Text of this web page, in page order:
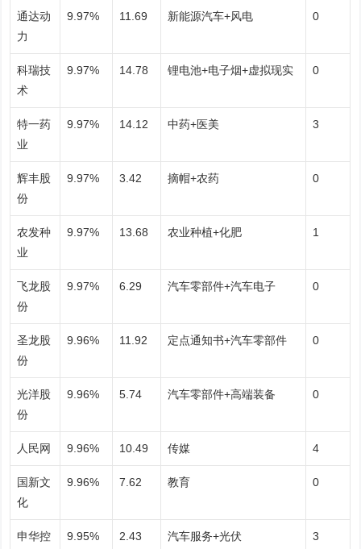
通达动
力
9.97% 11.69 新能源汽车+风电 0
科瑞技
术
9.97% 14.78 锂电池+电子烟+虚拟现实 0
特一药
业
9.97% 14.12 中药+医美 3
辉丰股
份
9.97% 3.42 摘帽+农药 0
农发种
业
9.97% 13.68 农业种植+化肥 1
飞龙股
份
9.97% 6.29 汽车零部件+汽车电子 0
圣龙股
份
9.96% 11.92 定点通知书+汽车零部件 0
光洋股
份
9.96% 5.74 汽车零部件+高端装备 0
人民网 9.96% 10.49 传媒 4
国新文
化
9.96% 7.62 教育 0
申华控
9.95% 2.43 汽车服务+光伏 3